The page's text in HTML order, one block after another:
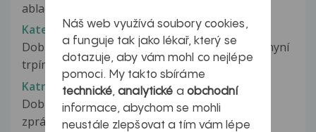
ablaci, a protože nevím, co mě čeká,...
Katetrizační ablace arytmií
Dobrý den, jsem cca čtyři roky po katetrizaci a nyní
trpím výhřezem ploténky...
Katralní reakce hilová
Dobry den byla jsem se synem 5m na RTG a ve
zprávě ma napsaný parenchym plicní...
Náš web využívá soubory cookies,
a funguje tak jako lékař, který se
dotazuje, aby vám mohl co nejlépe
pomoci. My takto sbíráme
technické,analytické a obchodní
informace, abychom se mohli
neustále zlepšovat a tím vám lépe